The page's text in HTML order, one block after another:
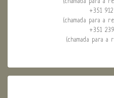
(chamada para a
+351
(chamada para a
+351
(chamada para a